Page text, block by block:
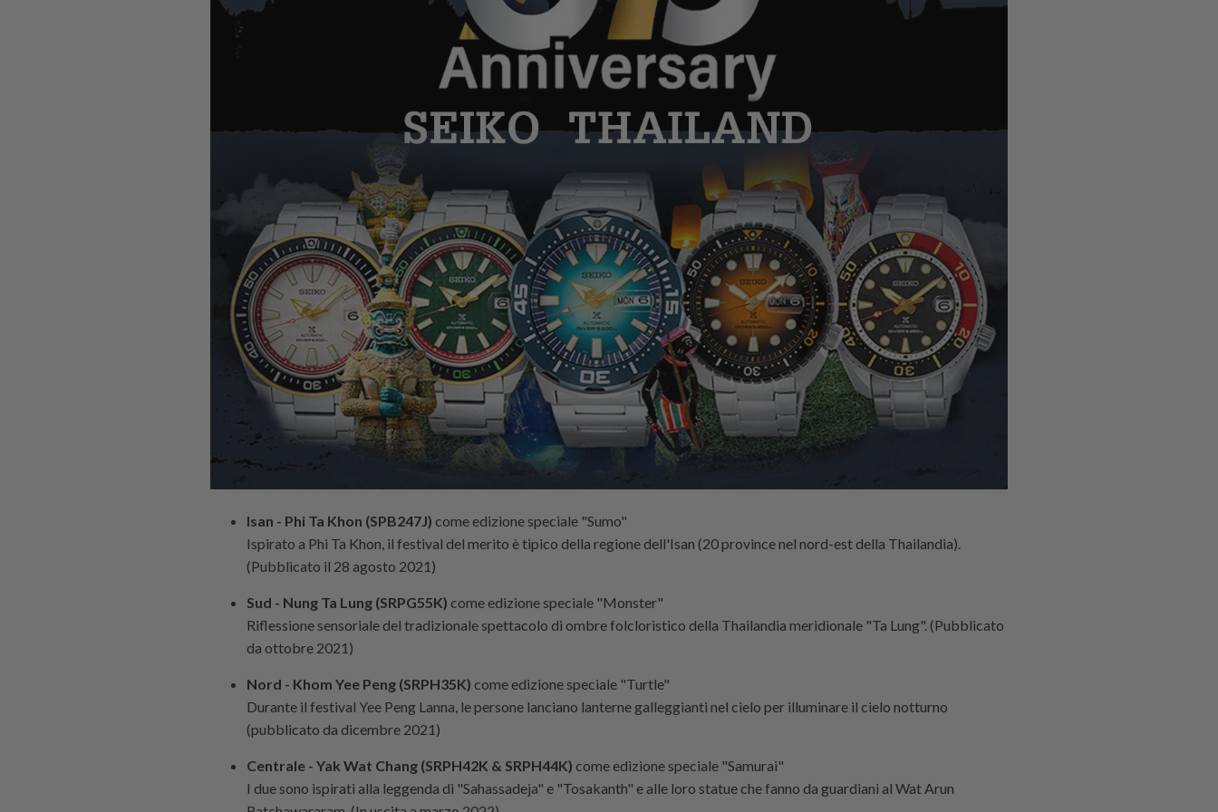
Isan - Phi Ta Khon (SPB247J) come edizione speciale "Sumo"
Ispirato a Phi Ta Khon, il festival del merito è tipico della regione dell'Isan (20 province nel nord-est della Thailandia).
(Pubblicato il 28 agosto 2021)
Sud - Nung Ta Lung (SRPG55K) come edizione speciale "Monster"
Riflessione sensoriale del tradizionale spettacolo di ombre folcloristico della Thailandia meridionale "Ta Lung". (Pubblicato
da ottobre 2021)
Nord - Khom Yee Peng (SRPH35K) come edizione speciale "Turtle"
Durante il festival Yee Peng Lanna, le persone lanciano lanterne galleggianti nel cielo per illuminare il cielo notturno
(pubblicato da dicembre 2021)
Centrale - Yak Wat Chang (SRPH42K & SRPH44K) come edizione speciale "Samurai"
I due sono ispirati alla leggenda di "Sahassadeja" e "Tosakanth" e alle loro statue che fanno da guardiani al Wat Arun